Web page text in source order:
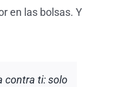
en las bolsas. Y
contra ti: solo